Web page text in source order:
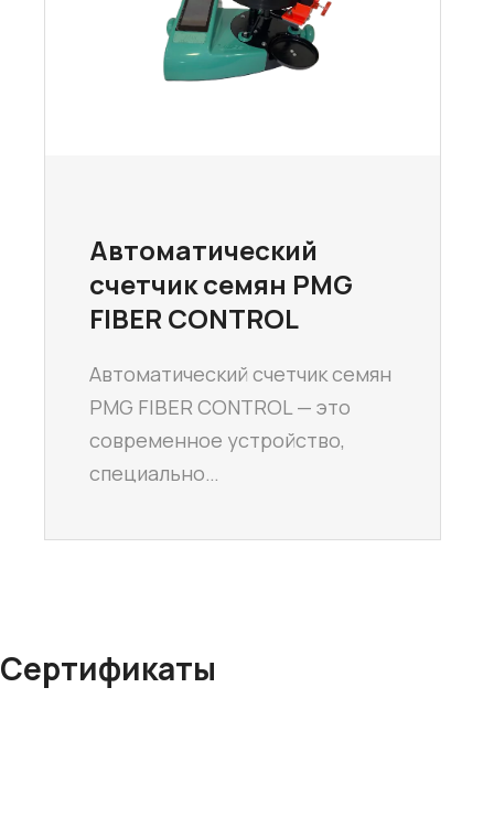
Автоматический
счетчик семян PMG
FIBER CONTROL
Автоматический счетчик семян
PMG FIBER CONTROL — это
современное устройство,
специально…
Сертификаты